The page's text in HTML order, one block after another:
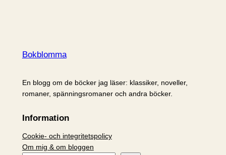
Bokblomma
En blogg om de böcker jag läser: klassiker, noveller,
romaner, spänningsromaner och andra böcker.
Information
Cookie- och integritetspolicy
Om mig & om bloggen